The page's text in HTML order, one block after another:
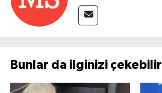
Bunlar da ilginizi çekebilir